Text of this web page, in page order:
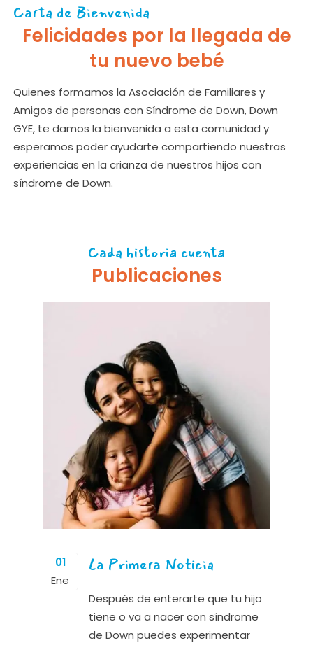
Carta de Bienvenida
Felicidades por la llegada de
tu nuevo bebé
Quienes formamos la Asociación de Familiares y
Amigos de personas con Síndrome de Down, Down
GYE, te damos la bienvenida a esta comunidad y
esperamos poder ayudarte compartiendo nuestras
experiencias en la crianza de nuestros hijos con
síndrome de Down.
Cada historia cuenta
Publicaciones
01
Ene
La Primera Noticia
Después de enterarte que tu hijo
tiene o va a nacer con síndrome
de Down puedes experimentar